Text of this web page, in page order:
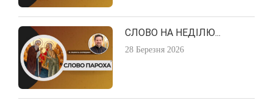
СЛОВО НА НЕДІЛЮ...
28 Березня 2026